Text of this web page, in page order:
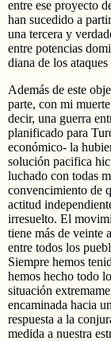
entre ese proyecto
han sucedido a
una tercera y
entre potencias
diana de los
Además de este
parte, con mi
decir, una guerra
planificado para
económico- la
solución pacifica
luchado con todas
convencimiento de
actitud
irresuelto. El
tiene más de veinte
entre todos los
Siempre hemos
hemos hecho todo
situación
encaminada hacia
respuesta a la
medida a nuestra